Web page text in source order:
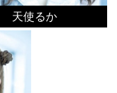
天使るか